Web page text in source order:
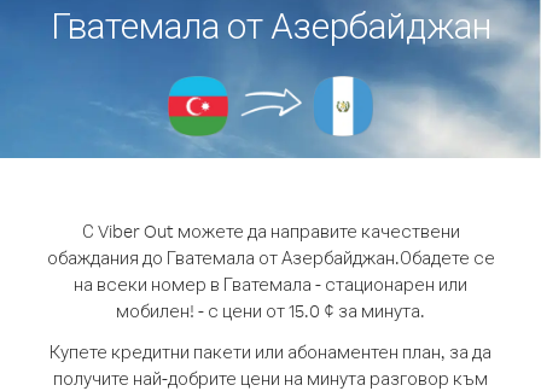
Гватемала от Азербайджан
С Viber Out можете да направите качествени
обаждания до Гватемала от Азербайджан.Обадете се
на всеки номер в Гватемала - стационарен или
мобилен! - с цени от 15.0 ¢ за минута.
Купете кредитни пакети или абонаментен план, за да
получите най-добрите цени на минута разговор към